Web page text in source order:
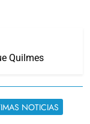
Quilmes
NOTICIAS